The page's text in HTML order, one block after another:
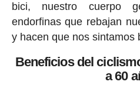
bici, nuestro cuerpo
endorfinas que rebajan
y hacen que nos sintamos
Beneficios del
a 60